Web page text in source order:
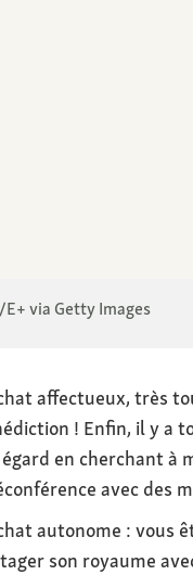
via Getty Images
affectueux, très
! Enfin, il y a
en cherchant à
avec des
autonome : vous
son royaume